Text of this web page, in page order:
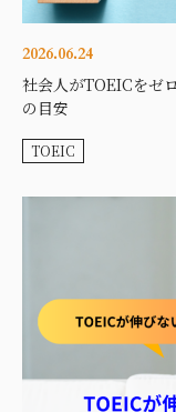
2026.06.24
社会人がTOEICをゼ
の目安
TOEIC